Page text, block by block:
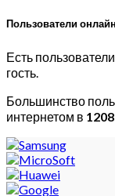
Пользователи онлайн
Есть
гость.
Большинство
интернетом в 1208